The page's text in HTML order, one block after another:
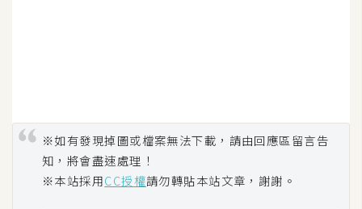
※如有發現掉圖或檔案無法下載，請由回應區留言告
知，將會盡速處理！
※本站採用CC授權請勿轉貼本站文章，謝謝。